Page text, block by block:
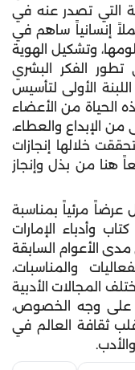
التي تصدر عنه في
إنسانياً ساهم في
وتشكيل الهوية
تطور الفكر البشري
الأولى لتأسيس
الحياة من الأعضاء
من الإبداع والعطاء،
خلالها إنجازات
هنا من بذل وإنجاز
عرضاً مرئياً بمناسبة
كتاب وأدباء الإمارات
مدى الأعوام السابقة
والمناسبات،
المجالات الأدبية
على وجه الخصوص،
ثقافة العالم في